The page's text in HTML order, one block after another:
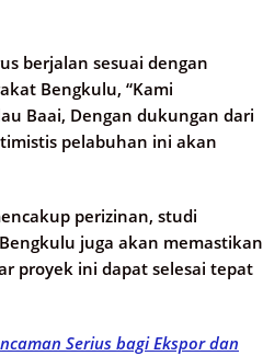
berjalan sesuai dengan
Bengkulu, “Kami
Baai, Dengan dukungan dari
pelabuhan ini akan
perizinan, studi
juga akan memastikan
proyek ini dapat selesai tepat
Serius bagi Ekspor dan